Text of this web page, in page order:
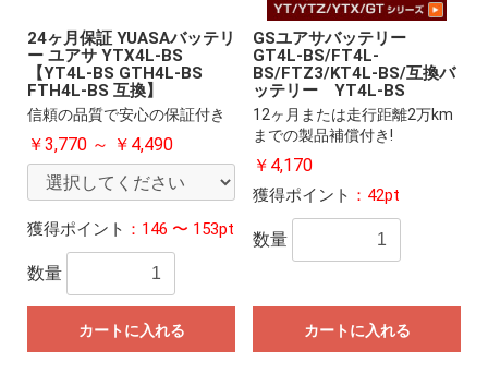
24ヶ月保証 YUASAバッテリ
ー ユアサ YTX4L-BS
【YT4L-BS GTH4L-BS
FTH4L-BS 互換】
信頼の品質で安心の保証付き
￥3,770 ～ ￥4,490
獲得ポイント ：146 〜 153pt
数量
カートに入れる
GSユアサバッテリー
GT4L-BS/FT4L-
BS/FTZ3/KT4L-BS/互換バ
ッテリー YT4L-BS
12ヶ月または走行距離2万km
までの製品補償付き!
￥4,170
獲得ポイント ：42pt
数量
カートに入れる